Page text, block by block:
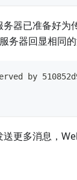
务器已准备好为
务器回显相同的
by
送更多消息，